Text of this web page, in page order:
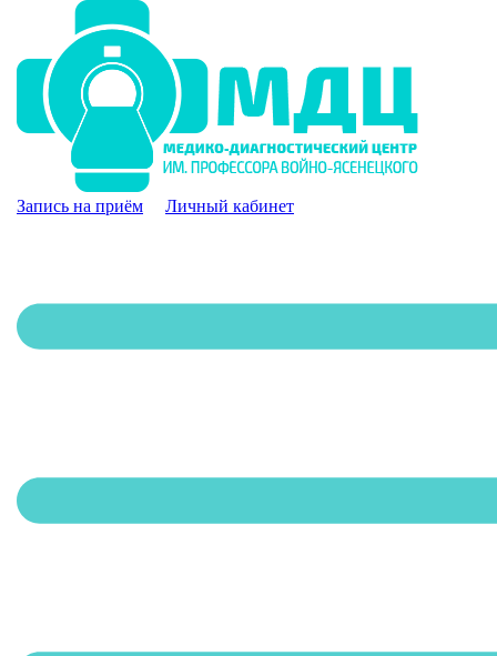
Запись на приём Личный кабинет